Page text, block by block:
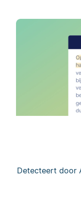
Detecteert door